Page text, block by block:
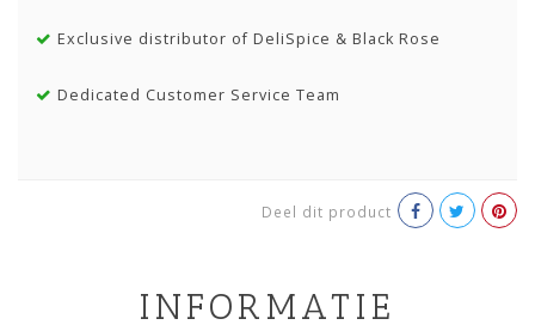
Exclusive distributor of DeliSpice & Black Rose
Dedicated Customer Service Team
Deel dit product
INFORMATIE